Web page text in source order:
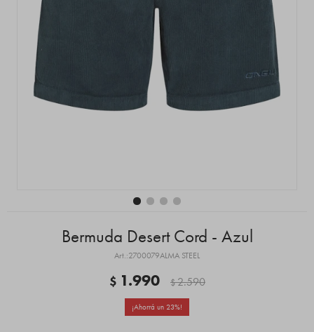
Bermuda Desert Cord - Azul
2700079ALMA STEEL
$ 1.990 $2.590
23